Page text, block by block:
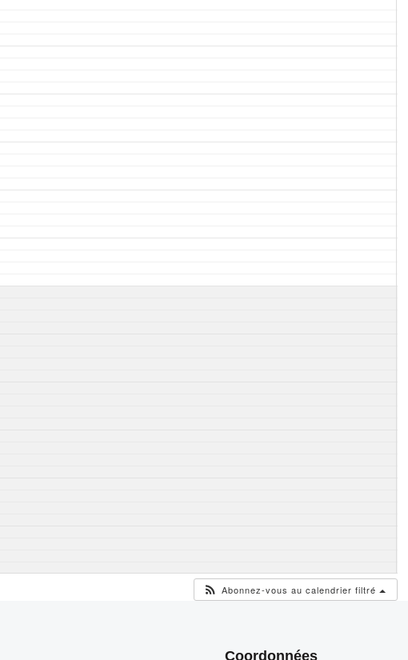
Abonnez-vous au calendrier filtré
Coordonnées